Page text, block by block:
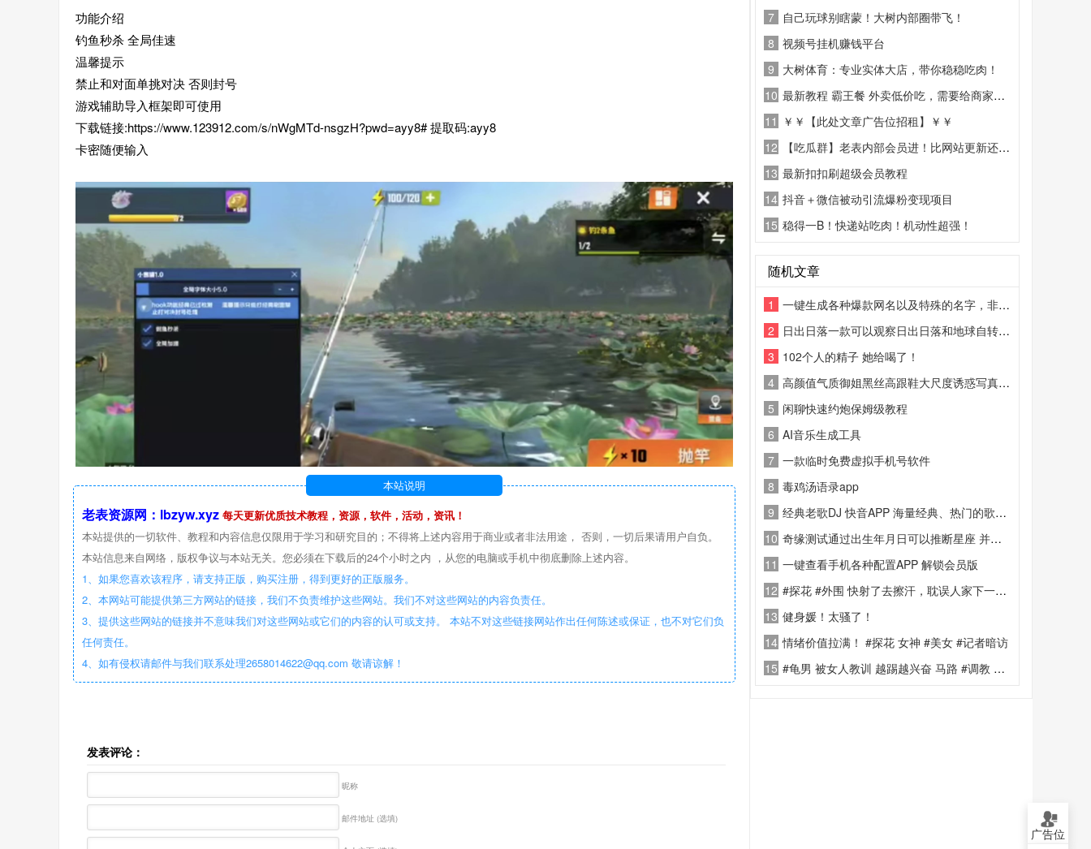
功能介绍
钓鱼秒杀 全局佳速
温馨提示
禁止和对面单挑对决 否则封号
游戏辅助导入框架即可使用
下载链接:https://www.123912.com/s/nWgMTd-nsgzH?pwd=ayy8# 提取码:ayy8
卡密随便输入
本站说明
老表资源网：lbzyw.xyz 每天更新优质技术教程，资源，软件，活动，资讯！
本站提供的一切软件、教程和内容信息仅限用于学习和研究目的；不得将上述内容用于商业或者非法用途， 否则，一切后果请用户自负。
本站信息来自网络，版权争议与本站无关。您必须在下载后的24个小时之内 ，从您的电脑或手机中彻底删除上述内容。
1、如果您喜欢该程序，请支持正版，购买注册，得到更好的正版服务。
2、本网站可能提供第三方网站的链接，我们不负责维护这些网站。我们不对这些网站的内容负责任。
3、提供这些网站的链接并不意味我们对这些网站或它们的内容的认可或支持。 本站不对这些链接网站作出任何陈述或保证，也不对它们负
任何责任。
4、如有侵权请邮件与我们联系处理2658014622@qq.com 敬请谅解！
发表评论：
昵称
邮件地址 (选填)
7 自己玩球别瞎蒙！大树内部圈带飞！
8 视频号挂机赚钱平台
9 大树体育：专业实体大店，带你稳稳吃肉！
10 最新教程 霸王餐 外卖低价吃，需要给商家好评
11 ￥￥【此处文章广告位招租】￥￥
12
【吃瓜群】老表内部会员进！比网站更新还精彩！
13 最新扣扣刷超级会员教程
14 抖音＋微信被动引流爆粉变现项目
15 稳得一B！快递站吃肉！机动性超强！
随机文章
1
一键生成各种爆款网名以及特殊的名字，非常的好用
2
日出日落一款可以观察日出日落和地球自转的工具
3 102个人的精子 她给喝了！
4 高颜值气质御姐黑丝高跟鞋大尺度诱惑写真合集
5 闲聊快速约炮保姆级教程
6 AI音乐生成工具
7 一款临时免费虚拟手机号软件
8 毒鸡汤语录app
9 经典老歌DJ 快音APP 海量经典、热门的歌曲音乐
10 奇缘测试通过出生年月日可以推断星座 并进行气运分析等等
11 一键查看手机各种配置APP 解锁会员版
12 #探花 #外围 快射了去擦汗，耽误人家下一单生意
13 健身媛！太骚了！
14 情绪价值拉满！ #探花 女神 #美女 #记者暗访
15 #龟男 被女人教训 越踢越兴奋 马路 #调教 这样揍你
广告位